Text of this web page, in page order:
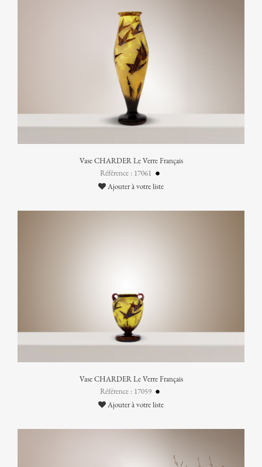
Vase CHARDER Le Verre Français
Référence : 17061
Ajouter à votre liste
Vase CHARDER Le Verre Français
Référence : 17059
Ajouter à votre liste